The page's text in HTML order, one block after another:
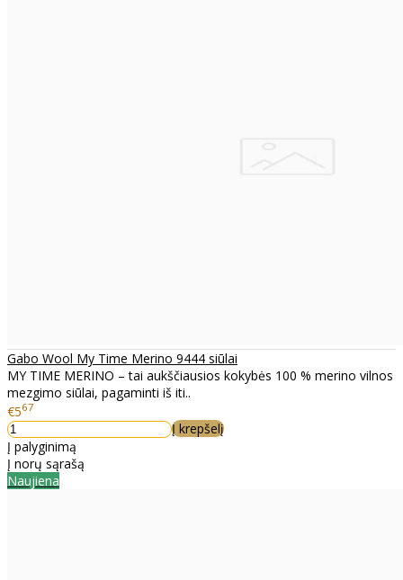
Gabo Wool My Time Merino 9444 siūlai
MY TIME MERINO – tai aukščiausios kokybės 100 % merino vilnos
mezgimo siūlai, pagaminti iš iti..
€567
Į krepšelį
Į palyginimą
Į norų sąrašą
Naujiena